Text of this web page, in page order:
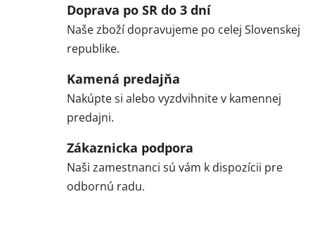
Doprava po SR do 3 dní
Naše zboží dopravujeme po celej Slovenskej
republike.
Kamená predajňa
Nakúpte si alebo vyzdvihnite v kamennej
predajni.
Zákaznicka podpora
Naši zamestnanci sú vám k dispozícii pre
odbornú radu.